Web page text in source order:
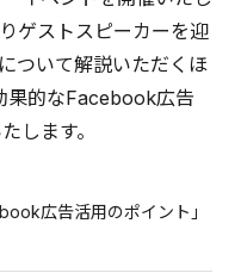
ゲストスピーカーを迎
ついて解説いただくほ
果的なFacebook広告
します。
広告活用のポイント」